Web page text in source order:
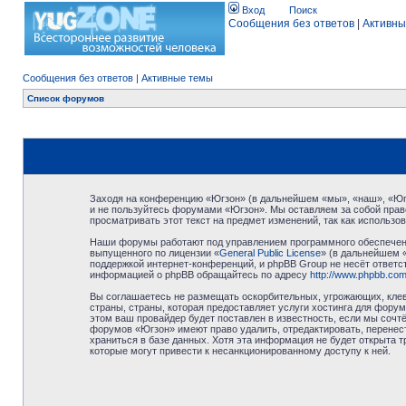
Вход Поиск
Сообщения без ответов
Сообщения без ответов | Активные темы
Список форумов
Заходя на конференцию «Югзон» (в дальнейшем «мы», «наш»,
и не пользуйтесь форумами «Югзон». Мы оставляем за собой
просматривать этот текст на предмет изменений, так как
Наши форумы работают под управлением программного
выпущенного по лицензии «General Public License» (в дальнейшем
поддержкой интернет-конференций, и phpBB Group не несёт
информацией о phpBB обращайтесь по адресу http://
Вы соглашаетесь не размещать оскорбительных, угрожающих,
страны, страны, которая предоставляет услуги хостинга для
этом ваш провайдер будет поставлен в известность, если мы
форумов «Югзон» имеют право удалить, отредактировать,
храниться в базе данных. Хотя эта информация не будет открыта
которые могут привести к несанкционированному доступу к ней.